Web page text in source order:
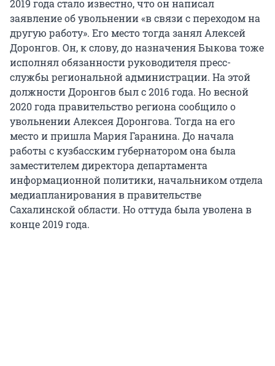
2019 года стало известно, что он написал
заявление об увольнении «в связи с переходом на
другую работу». Его место тогда занял Алексей
Доронгов. Он, к слову, до назначения Быкова тоже
исполнял обязанности руководителя пресс-
службы региональной администрации. На этой
должности Доронгов был с 2016 года. Но весной
2020 года правительство региона сообщило о
увольнении Алексея Доронгова. Тогда на его
место и пришла Мария Гаранина. До начала
работы с кузбасским губернатором она была
заместителем директора департамента
информационной политики, начальником отдела
медиапланирования в правительстве
Сахалинской области. Но оттуда была уволена в
конце 2019 года.